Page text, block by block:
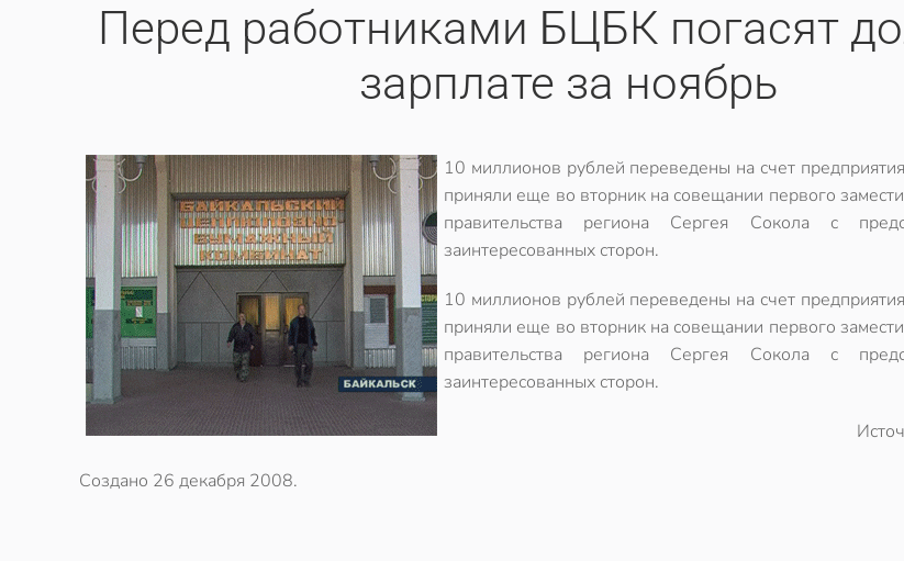
Перед работниками БЦБК погасят
зарплате за ноябрь
10 миллионов рублей переведены на счет
приняли еще во вторник на совещании первого
правительства региона Сергея Сокола с
заинтересованных сторон.
10 миллионов рублей переведены на счет
приняли еще во вторник на совещании первого
правительства региона Сергея Сокола с
заинтересованных сторон.
Создано 26 декабря 2008.